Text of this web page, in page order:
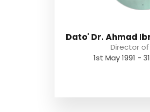
Dato' Dr. Ahmad
Director of
1st May 1991 -